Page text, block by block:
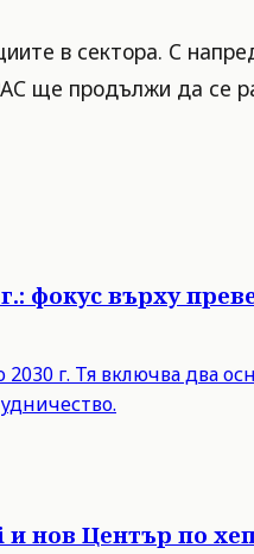
в сектора. С
ще продължи да се
фокус върху
г. Тя включва два
нов Център по